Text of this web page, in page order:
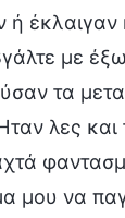
ή έκλαιγαν
με
τα
λες και
μου να